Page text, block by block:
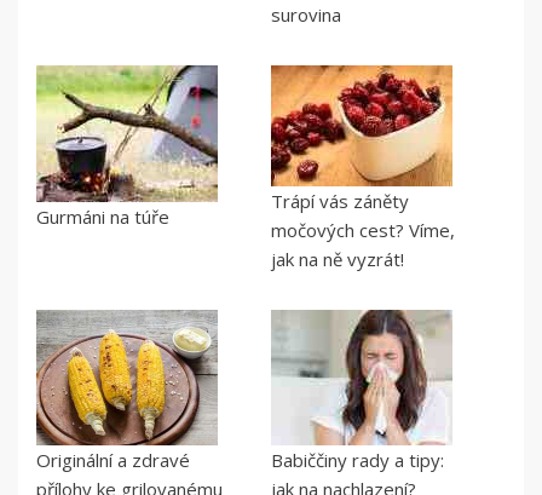
surovina
Gurmáni na túře
Trápí vás záněty
močových cest? Víme,
jak na ně vyzrát!
Originální a zdravé
přílohy ke grilovanému
Babiččiny rady a tipy:
jak na nachlazení?